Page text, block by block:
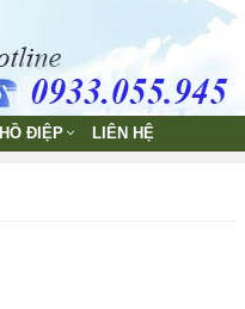
HỒ ĐIỆP LIÊN HỆ